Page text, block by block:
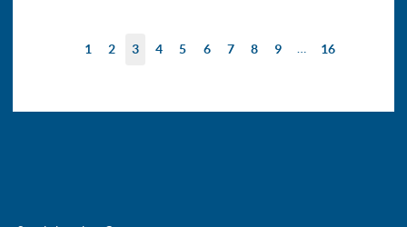
1 2 3 4 5 6 7 8 9 … 16